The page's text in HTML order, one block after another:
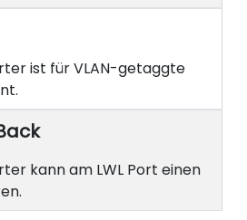
ist für VLAN-getaggte
kann am LWL Port einen